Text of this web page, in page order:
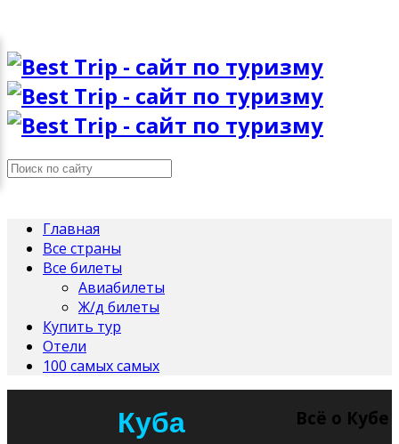
Главная
Все страны
Все билеты
Авиабилеты
Ж/д билеты
Купить тур
Отели
100 самых самых
Куба Всё о Кубе